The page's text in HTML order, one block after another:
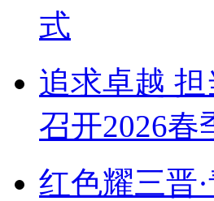
式
追求卓越
召开2026春
红色耀三晋